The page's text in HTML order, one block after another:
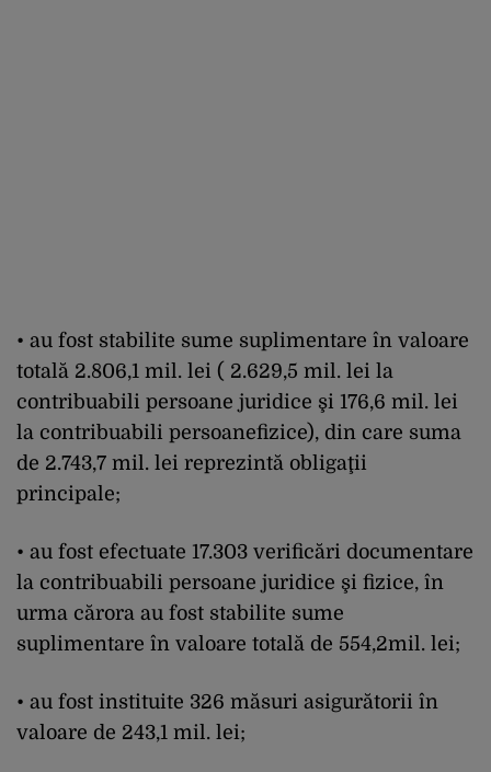
• au fost stabilite sume suplimentare în valoare
totală 2.806,1 mil. lei ( 2.629,5 mil. lei la
contribuabili persoane juridice şi 176,6 mil. lei
la contribuabili persoanefizice), din care suma
de 2.743,7 mil. lei reprezintă obligaţii
principale;
• au fost efectuate 17.303 verificări documentare
la contribuabili persoane juridice şi fizice, în
urma cărora au fost stabilite sume
suplimentare în valoare totală de 554,2mil. lei;
• au fost instituite 326 măsuri asigurătorii în
valoare de 243,1 mil. lei;